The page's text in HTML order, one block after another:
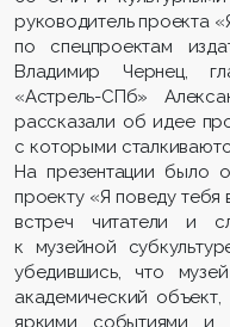
руководитель проекта
по спецпроектам
Владимир Чернец,
«Астрель-СПб»
рассказали об идее
с которыми
На презентации было
проекту «Я поведу тебя
встреч читатели и
к музейной
убедившись, что
академический
яркими событиями и